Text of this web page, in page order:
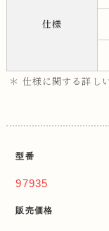
仕様
＊ 仕様に関する詳し
型番
97935
販売価格